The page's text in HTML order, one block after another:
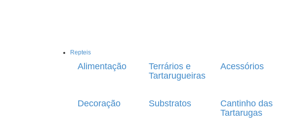
Repteis
Alimentação
Terrários e
Tartarugueiras
Acessórios
Decoração Substratos
Cantinho das
Tartarugas